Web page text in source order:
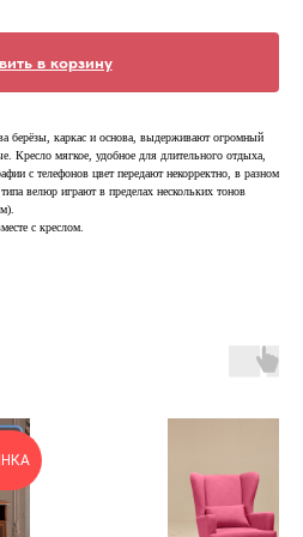
в корзину
берёзы, каркас и основа, выдерживают огромный
Кресло мягкое, удобное для длительного отдыха,
с телефонов цвет передают некорректно, в разном
велюр играют в пределах нескольких тонов
с креслом.